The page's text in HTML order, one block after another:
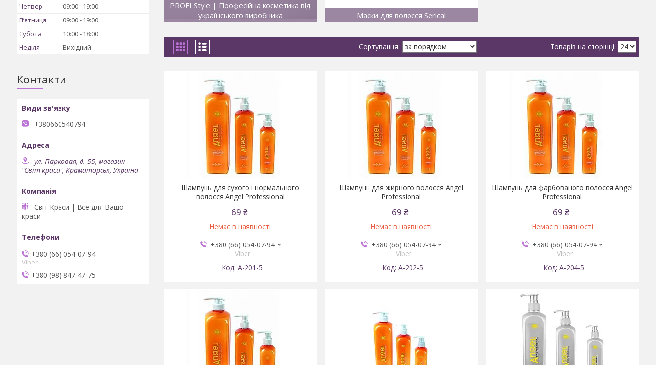
PROFI Style | Професійна косметика від
українського виробника
Маски для волосся Serical
Шампунь для сухого і нормального
волосся Angel Professional
69 ₴
Немає в наявності
+380 (66) 054-07-94
Viber
А-201-5
Шампунь для жирного волосся Angel
Professional
69 ₴
Немає в наявності
+380 (66) 054-07-94
Viber
А-202-5
Шампунь для фарбованого волосся Angel
Professional
69 ₴
Немає в наявності
+380 (66) 054-07-94
Viber
А-204-5
Четвер
09:00
19:00
Пʼятниця
09:00
19:00
Субота
10:00
18:00
Неділя
Вихідний
Контакти
+380660540794
ул. Парковая, д. 55, магазин
"Світ краси", Краматорськ, Україна
Світ Краси | Все для Вашої
краси!
+380 (66) 054-07-94
Viber
+380 (98) 847-47-75